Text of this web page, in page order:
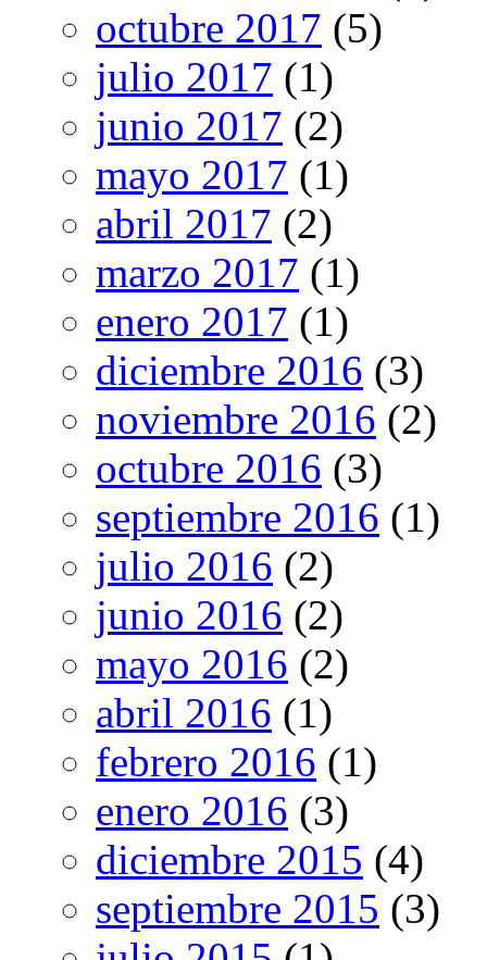
octubre 2017 (5)
julio 2017 (1)
junio 2017 (2)
mayo 2017 (1)
abril 2017 (2)
marzo 2017 (1)
enero 2017 (1)
diciembre 2016 (3)
noviembre 2016 (2)
octubre 2016 (3)
septiembre 2016 (1)
julio 2016 (2)
junio 2016 (2)
mayo 2016 (2)
abril 2016 (1)
febrero 2016 (1)
enero 2016 (3)
diciembre 2015 (4)
septiembre 2015 (3)